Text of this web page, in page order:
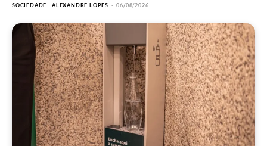
SOCIEDADE ALEXANDRE LOPES - 06/08/2026